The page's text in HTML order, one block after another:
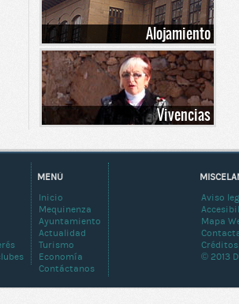
Alojamiento
Vivencias
MENÚ
Inicio
Mequinenza
Ayuntamiento
Actualidad
Turismo
Economía
Contáctanos
Aviso
Mapa
Créditos
© 2013